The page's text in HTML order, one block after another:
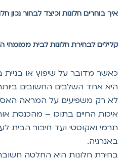
בוחרים חלונות וכיצד לבחור נכון
לבחירת חלונות לבית ממומחי
מדובר על שיפוץ או בניית
אחד השלבים החשובים ביותר
רק משפיעים על המראה
החיים בתוכו – מהכנסת אור
ואקוסטי ועד חיבור הבית
חלונות היא החלטה חשובה